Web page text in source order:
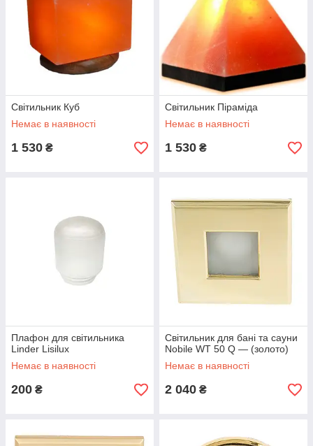
Світильник Куб
Немає в наявності
1 530 ₴
Світильник Піраміда
Немає в наявності
1 530 ₴
Плафон для світильника
Linder Lisilux
Немає в наявності
200 ₴
Світильник для бані та сауни
Nobile WT 50 Q — (золото)
Немає в наявності
2 040 ₴